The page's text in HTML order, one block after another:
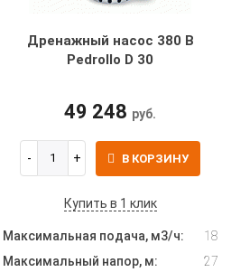
Дренажный насос 380 В
Pedrollo D 30
49 248 руб.
В КОРЗИНУ
Купить в 1 клик
Максимальная подача, м3/ч:
18
Максимальный напор, м:
27